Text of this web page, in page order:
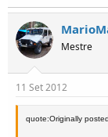
Mestre
11 Set 2012
quote:Originally